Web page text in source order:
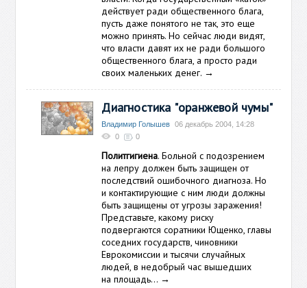
действует ради общественного блага,
пусть даже понятого не так, это еще
можно принять. Но сейчас люди видят,
что власти давят их не ради большого
общественного блага, а просто ради
своих маленьких денег. →
Диагностика "оранжевой чумы"
Владимир Голышев
06 декабрь 2004, 14:28
0
0
Политгигиена. Больной с подозрением
на лепру должен быть защищен от
последствий ошибочного диагноза. Но
и контактирующие с ним люди должны
быть защищены от угрозы заражения!
Представьте, какому риску
подвергаются соратники Ющенко, главы
соседних государств, чиновники
Еврокомиссии и тысячи случайных
людей, в недобрый час вышедших
на площадь… →